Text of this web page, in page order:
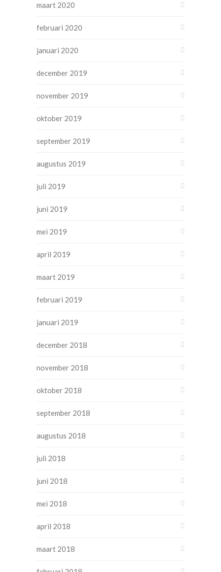
maart 2020
februari 2020
januari 2020
december 2019
november 2019
oktober 2019
september 2019
augustus 2019
juli 2019
juni 2019
mei 2019
april 2019
maart 2019
februari 2019
januari 2019
december 2018
november 2018
oktober 2018
september 2018
augustus 2018
juli 2018
juni 2018
mei 2018
april 2018
maart 2018